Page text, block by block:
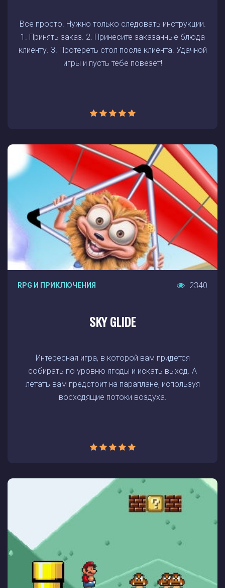
Все просто. Нужно только следовать инструкции.
1. Принять заказ. 2. Принесите заказанные блюда
клиенту. 3. Протереть стол после клиента. Удачной
игры и пусть тебе повезет!
RPG И ПРИКЛЮЧЕНИЯ 2340
SKY GLIDE
Интересная игра, в которой вам придется
собирать по уровню ягоды и искать выход. А
летать вам предстоит на параплане, используя
восходящие потоки воздуха.